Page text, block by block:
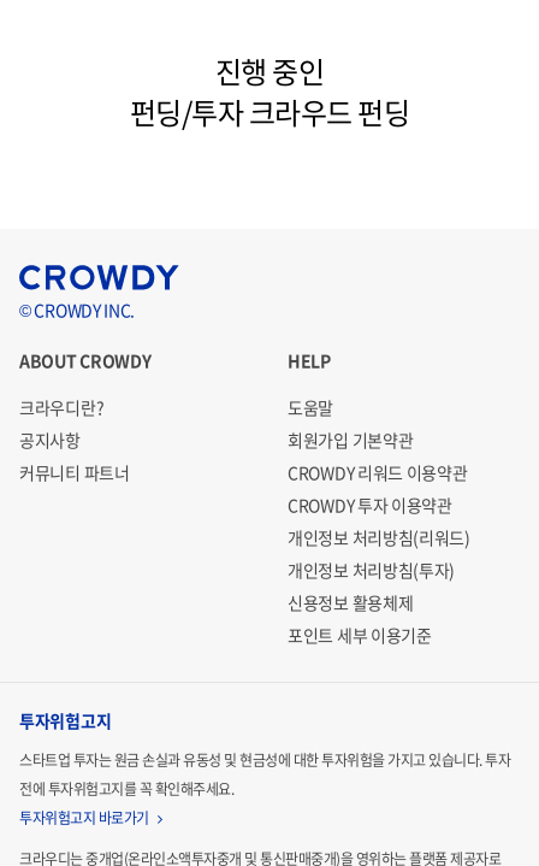
진행 중인
펀딩/투자 크라우드 펀딩
© CROWDY INC.
ABOUT CROWDY
크라우디란?
공지사항
커뮤니티 파트너
HELP
도움말
회원가입 기본약관
CROWDY 리워드 이용약관
CROWDY 투자 이용약관
개인정보 처리방침(리워드)
개인정보 처리방침(투자)
신용정보 활용체제
포인트 세부 이용기준
투자위험고지
스타트업 투자는 원금 손실과 유동성 및 현금성에 대한 투자위험을 가지고 있습니다.투자
전에 투자위험고지를 꼭 확인해주세요.
투자위험고지 바로가기
크라우디는 중개업(온라인소액투자중개 및 통신판매중개)을 영위하는 플랫폼 제공자로